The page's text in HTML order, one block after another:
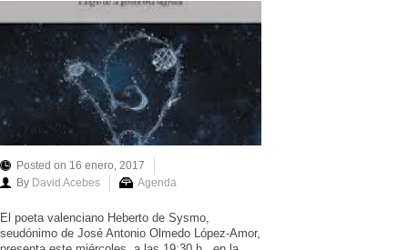
Posted on 16 enero, 2017
By David Acebes Agenda
El poeta valenciano Heberto de Sysmo,
seudónimo de José Antonio Olmedo López-Amor,